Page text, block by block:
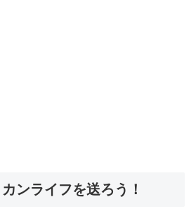
ンライフを送ろう！